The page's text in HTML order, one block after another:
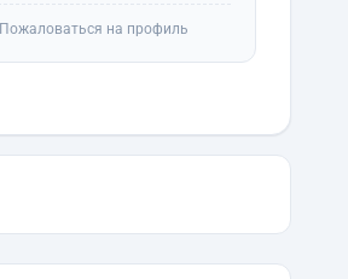
Пожаловаться на профиль